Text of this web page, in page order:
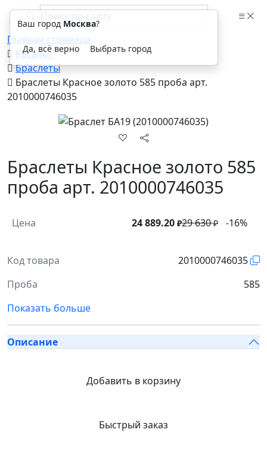
Главная страница
Каталог
Браслеты
Браслеты Красное золото 585 проба арт.
2010000746035
Браслеты Красное золото 585
проба арт. 2010000746035
Цена 24 889.20 ₽29 630₽ -16%
Код товара
2010000746035
Проба
585
Показать больше
Описание
Добавить в корзину
Быстрый заказ
Ваш город Москва?
Да, всё верно Выбрать город